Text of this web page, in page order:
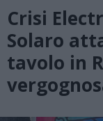
Crisi
Solaro
tavolo in